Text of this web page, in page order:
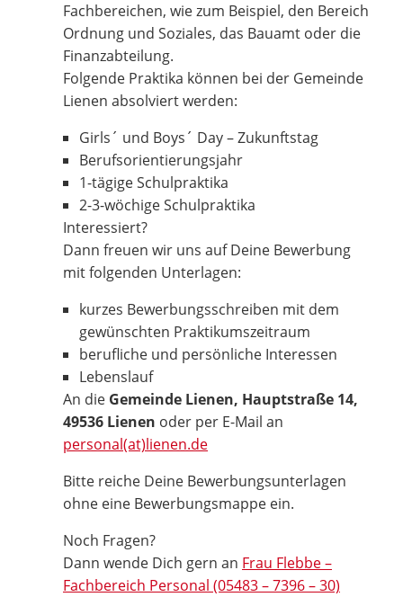
Fachbereichen, wie zum Beispiel, den Bereich
Ordnung und Soziales, das Bauamt oder die
Finanzabteilung.
Folgende Praktika können bei der Gemeinde
Lienen absolviert werden:
Girls´ und Boys´ Day – Zukunftstag
Berufsorientierungsjahr
1-tägige Schulpraktika
2-3-wöchige Schulpraktika
Interessiert?
Dann freuen wir uns auf Deine Bewerbung
mit folgenden Unterlagen:
kurzes Bewerbungsschreiben mit dem
gewünschten Praktikumszeitraum
berufliche und persönliche Interessen
Lebenslauf
An die Gemeinde Lienen, Hauptstraße 14,
49536 Lienen oder per E-Mail an
personal(at)lienen.de
Bitte reiche Deine Bewerbungsunterlagen
ohne eine Bewerbungsmappe ein.
Noch Fragen?
Dann wende Dich gern an Frau Flebbe –
Fachbereich Personal (05483 – 7396 – 30)